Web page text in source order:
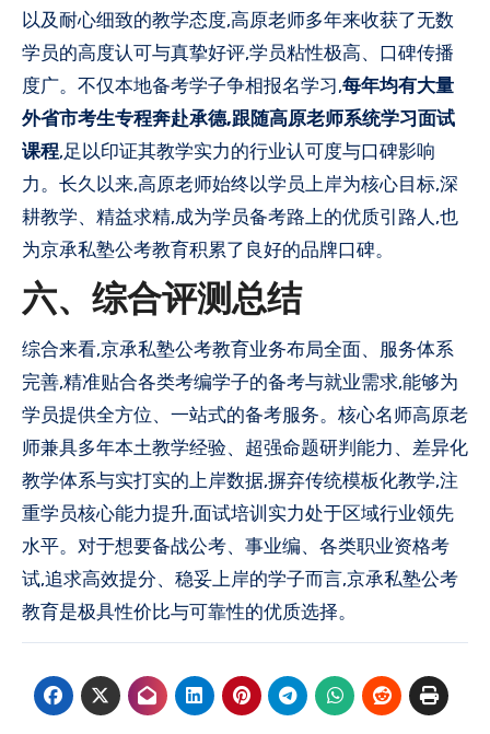
以及耐心细致的教学态度,高原老师多年来收获了无数
学员的高度认可与真挚好评,学员粘性极高、口碑传播
度广。不仅本地备考学子争相报名学习,每年均有大量
外省市考生专程奔赴承德,跟随高原老师系统学习面试
课程,足以印证其教学实力的行业认可度与口碑影响
力。长久以来,高原老师始终以学员上岸为核心目标,深
耕教学、精益求精,成为学员备考路上的优质引路人,也
为京承私塾公考教育积累了良好的品牌口碑。
六、综合评测总结
综合来看,京承私塾公考教育业务布局全面、服务体系
完善,精准贴合各类考编学子的备考与就业需求,能够为
学员提供全方位、一站式的备考服务。核心名师高原老
师兼具多年本土教学经验、超强命题研判能力、差异化
教学体系与实打实的上岸数据,摒弃传统模板化教学,注
重学员核心能力提升,面试培训实力处于区域行业领先
水平。对于想要备战公考、事业编、各类职业资格考
试,追求高效提分、稳妥上岸的学子而言,京承私塾公考
教育是极具性价比与可靠性的优质选择。